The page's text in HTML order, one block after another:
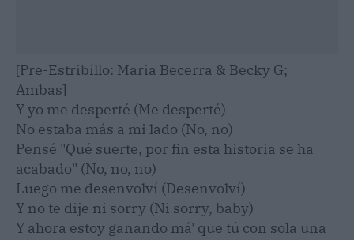
[Pre-Estribillo: Maria Becerra & Becky G;
Ambas]
Y yo me desperté (Me desperté)
No estaba más a mi lado (No, no)
Pensé "Qué suerte, por fin esta historia se ha
acabado" (No, no, no)
Luego me desenvolví (Desenvolví)
Y no te dije ni sorry (Ni sorry, baby)
Y ahora estoy ganando má' que tú con sola una